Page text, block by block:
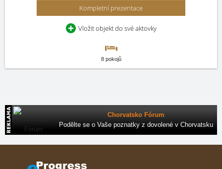
Kompletní prezentace
Vložit objekt do své aktovky
8 pokojů
Chorvatsko Fórum
Podělte se o Vaše poznatky z dovolené v Chorvatsku